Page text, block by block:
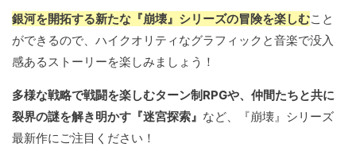
銀河を開拓する新たな『崩壊』シリーズの冒険を楽しむこと
ができるので、ハイクオリティなグラフィックと音楽で没入
感あるストーリーを楽しみましょう！
多様な戦略で戦闘を楽しむターン制RPGや、仲間たちと共に
裂界の謎を解き明かす『迷宮探索』 など、『崩壊』シリーズ
最新作にご注目ください！